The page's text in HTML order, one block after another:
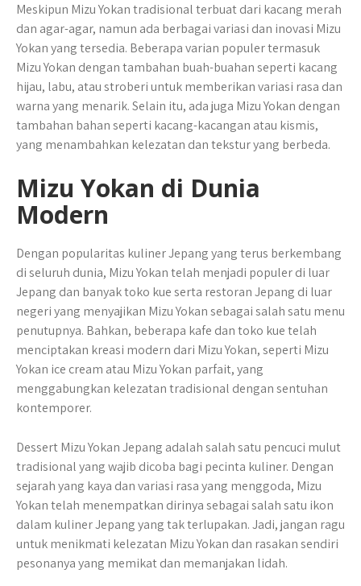
Meskipun Mizu Yokan tradisional terbuat dari kacang merah
dan agar-agar, namun ada berbagai variasi dan inovasi Mizu
Yokan yang tersedia. Beberapa varian populer termasuk
Mizu Yokan dengan tambahan buah-buahan seperti kacang
hijau, labu, atau stroberi untuk memberikan variasi rasa dan
warna yang menarik. Selain itu, ada juga Mizu Yokan dengan
tambahan bahan seperti kacang-kacangan atau kismis,
yang menambahkan kelezatan dan tekstur yang berbeda.
Mizu Yokan di Dunia
Modern
Dengan popularitas kuliner Jepang yang terus berkembang
di seluruh dunia, Mizu Yokan telah menjadi populer di luar
Jepang dan banyak toko kue serta restoran Jepang di luar
negeri yang menyajikan Mizu Yokan sebagai salah satu menu
penutupnya. Bahkan, beberapa kafe dan toko kue telah
menciptakan kreasi modern dari Mizu Yokan, seperti Mizu
Yokan ice cream atau Mizu Yokan parfait, yang
menggabungkan kelezatan tradisional dengan sentuhan
kontemporer.
Dessert Mizu Yokan Jepang adalah salah satu pencuci mulut
tradisional yang wajib dicoba bagi pecinta kuliner. Dengan
sejarah yang kaya dan variasi rasa yang menggoda, Mizu
Yokan telah menempatkan dirinya sebagai salah satu ikon
dalam kuliner Jepang yang tak terlupakan. Jadi, jangan ragu
untuk menikmati kelezatan Mizu Yokan dan rasakan sendiri
pesonanya yang memikat dan memanjakan lidah.